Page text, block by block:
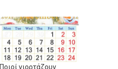
Ποιοί γιορτάζουν